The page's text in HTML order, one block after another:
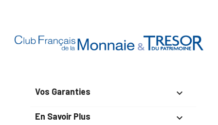
Vos Garanties 
En Savoir Plus 